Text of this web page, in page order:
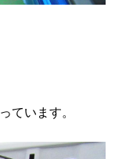
ています。